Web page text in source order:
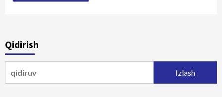
Qidirish